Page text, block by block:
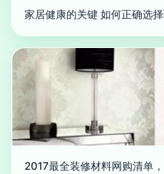
家居健康的关键 如何正确选
2017最全装修材料网购清单